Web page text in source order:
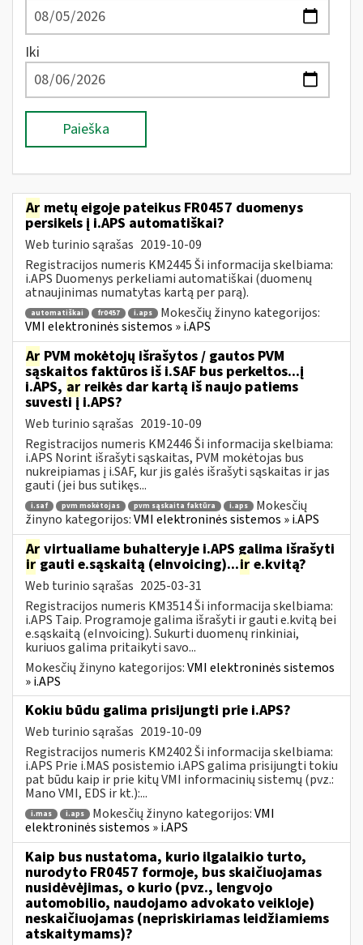
Iki
Paieška
Ar metų eigoje pateikus FR0457 duomenys
persikels į i.APS automatiškai?
Web turinio sąrašas 2019-10-09
Registracijos numeris KM2445 Ši informacija skelbiama:
i.APS Duomenys perkeliami automatiškai (duomenų
atnaujinimas numatytas kartą per parą).
automatiškai fr0457 i.aps
Mokesčių žinyno kategorijos:
VMI elektroninės sistemos » i.APS
Ar PVM mokėtojų išrašytos / gautos PVM
sąskaitos faktūros iš i.SAF bus perkeltos...į
i.APS, ar reikės dar kartą iš naujo patiems
suvesti į i.APS?
Web turinio sąrašas 2019-10-09
Registracijos numeris KM2446 Ši informacija skelbiama:
i.APS Norint išrašyti sąskaitas, PVM mokėtojas bus
nukreipiamas į i.SAF, kur jis galės išrašyti sąskaitas ir jas
gauti (jei bus sutikęs...
i.saf pvm mokėtojas pvm sąskaita faktūra i.aps
Mokesčių
žinyno kategorijos:VMI elektroninės sistemos » i.APS
Ar virtualiame buhalteryje i.APS galima išrašyti
irgauti e.sąskaitą (eInvoicing)...ir e.kvitą?
Web turinio sąrašas 2025-03-31
Registracijos numeris KM3514 Ši informacija skelbiama:
i.APS Taip. Programoje galima išrašyti ir gauti e.kvitą bei
e.sąskaitą (eInvoicing). Sukurti duomenų rinkiniai,
kuriuos galima pritaikyti savo...
Mokesčių žinyno kategorijos:VMI elektroninės sistemos
» i.APS
Kokiu būdu galima prisijungti prie i.APS?
Web turinio sąrašas 2019-10-09
Registracijos numeris KM2402 Ši informacija skelbiama:
i.APS Prie i.MAS posistemio i.APS galima prisijungti tokiu
pat būdu kaip ir prie kitų VMI informacinių sistemų (pvz.:
Mano VMI, EDS ir kt.):...
i.mas i.aps Mokesčių žinyno kategorijos:VMI
elektroninės sistemos » i.APS
Kaip bus nustatoma, kurio ilgalaikio turto,
nurodyto FR0457 formoje, bus skaičiuojamas
nusidėvėjimas, o kurio (pvz., lengvojo
automobilio, naudojamo advokato veikloje)
neskaičiuojamas (nepriskiriamas leidžiamiems
atskaitymams)?